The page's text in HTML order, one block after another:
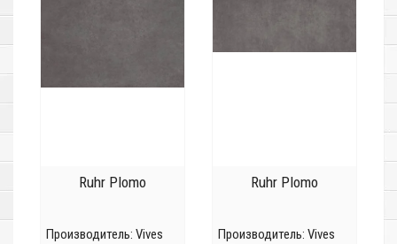
Ruhr Plomo
Производитель: Vives
Ruhr Plomo
Производитель: Vives